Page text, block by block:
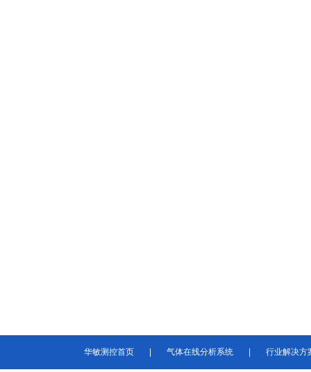
华敏测控首页 气体在线分析系统 行业解决方